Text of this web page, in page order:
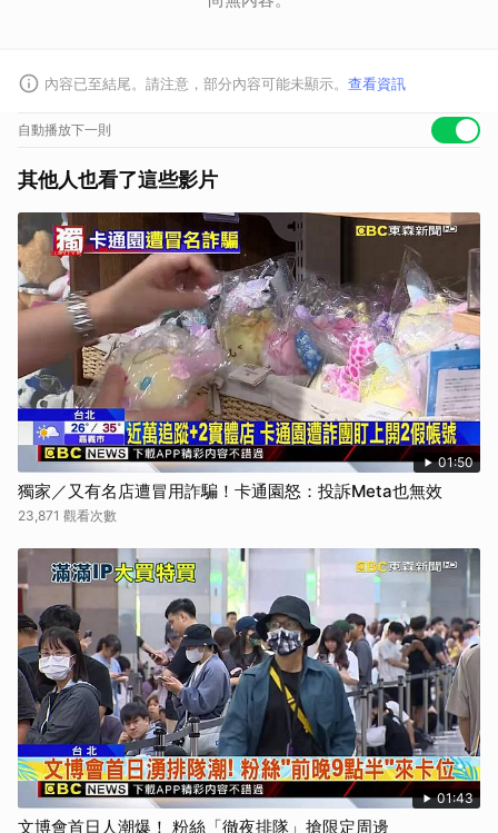
內容已至結尾。請注意，部分內容可能未顯示。 查看資訊
自動播放下一則
其他人也看了這些影片
01:50
獨家／又有名店遭冒用詐騙！卡通園怒：投訴Meta也無效
23,871 觀看次數
01:43
文博會首日人潮爆！ 粉絲「徹夜排隊」搶限定周邊